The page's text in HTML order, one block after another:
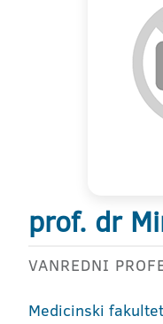
prof. dr
VANREDNI
Medicinski fakultet